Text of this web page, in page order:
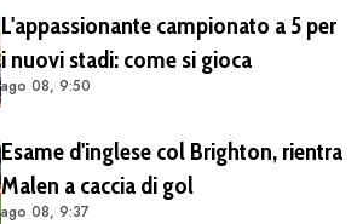
L'appassionante campionato a 5 per
i nuovi stadi: come si gioca
ago 08, 9:50
Esame d'inglese col Brighton, rientra
Malen a caccia di gol
ago 08, 9:37